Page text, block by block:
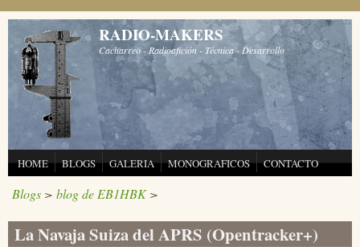
Pasar al contenido principal
RADIO-MAKERS
Cacharreo - Radioafición - Técnica - Desarrollo
HOME BLOGS GALERIA MONOGRAFICOS CONTACTO
Blogs > blog de EB1HBK>
La Navaja Suiza del APRS (Opentracker+)